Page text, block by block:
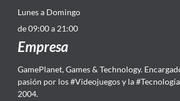
Lunes a Domingo
de 09:00 a 21:00
Empresa
GamePlanet, Games & Technology.
pasión por los #Videojuegos y la
2004.